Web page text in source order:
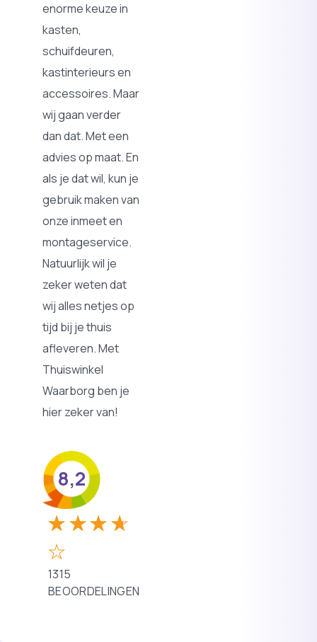
enorme keuze in
kasten,
schuifdeuren,
kastinterieurs en
accessoires. Maar
wij gaan verder
dan dat. Met een
advies op maat. En
als je dat wil, kun je
gebruik maken van
onze inmeet en
montageservice.
Natuurlijk wil je
zeker weten dat
wij alles netjes op
tijd bij je thuis
afleveren. Met
Thuiswinkel
Waarborg ben je
hier zeker van!
8,2
1315
BEOORDELINGEN